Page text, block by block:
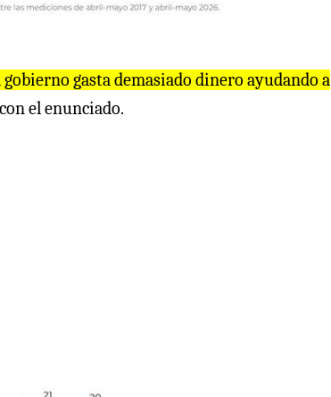
gasta demasiado dinero ayudando a
el enunciado.